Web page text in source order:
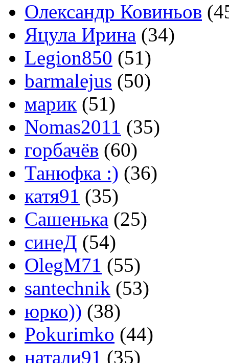
Олександр Ковиньов
Яцула Ирина (34)
Legion850 (51)
barmalejus (50)
марик (51)
Nomas2011 (35)
горбачёв (60)
Танюфка :) (36)
катя91 (35)
Сашенька (25)
синеД (54)
OlegM71 (55)
santechnik (53)
юрко)) (38)
Pokurimko (44)
натали91 (35)